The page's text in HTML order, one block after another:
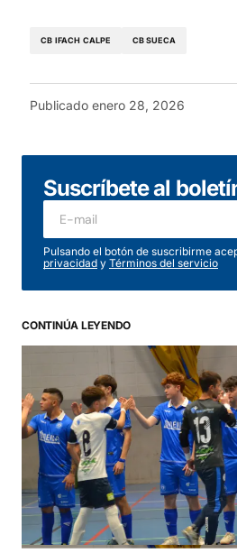
CB IFACH CALPE CB SUECA
Publicado enero 28, 2026
Suscríbete al
Pulsando el botón de suscribirme
privacidad y Términos del servicio
CONTINÚA LEYENDO